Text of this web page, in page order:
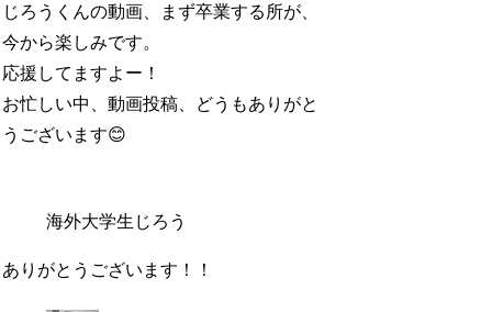
じろうくんの動画、まず卒業する所が、
今から楽しみです。
応援してますよー！
お忙しい中、動画投稿、どうもありがと
うございます😊
海外大学生じろう
ありがとうございます！！